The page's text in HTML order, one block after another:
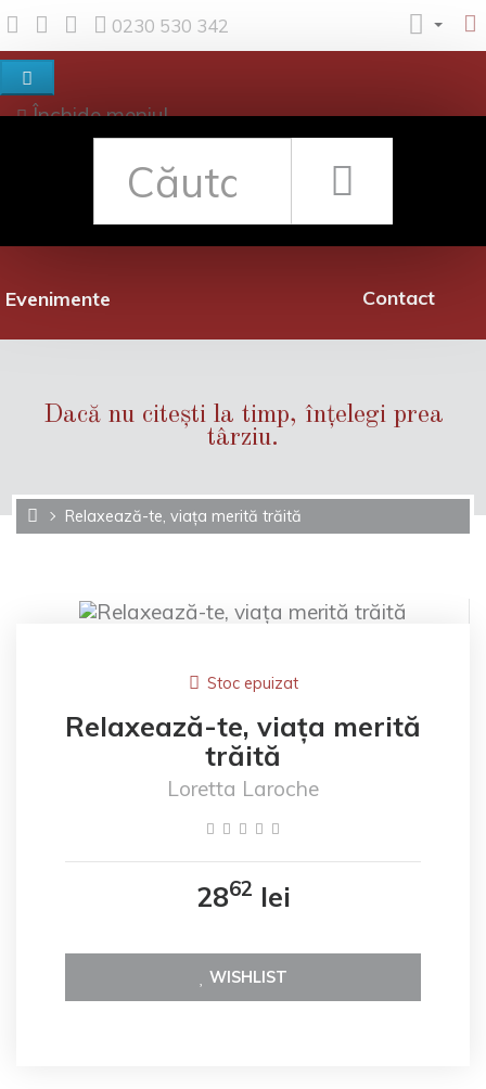
0230 530 342
Închide meniul
Evenimente
Rețea librării
Contact
Dacă nu citești la timp, înțelegi prea
târziu.
Relaxează-te, viața merită trăită
Stoc epuizat
Relaxează-te, viața merită
trăită
Loretta Laroche
2862 lei
WISHLIST